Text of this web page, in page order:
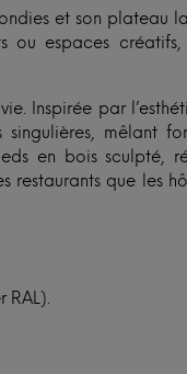
et son plateau
ou espaces
Inspirée par
mêlant
en bois sculpté,
restaurants que les
RAL).